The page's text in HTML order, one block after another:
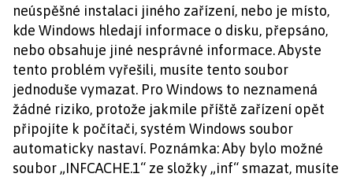
neúspěšné instalaci jiného zařízení, nebo je místo,
kde Windows hledají informace o disku, přepsáno,
nebo obsahuje jiné nesprávné informace. Abyste
tento problém vyřešili, musíte tento soubor
jednoduše vymazat. Pro Windows to neznamená
žádné riziko, protože jakmile příště zařízení opět
připojíte k počítači, systém Windows soubor
automaticky nastaví. Poznámka: Aby bylo možné
soubor „INFCACHE.1“ ze složky „inf“ smazat, musíte